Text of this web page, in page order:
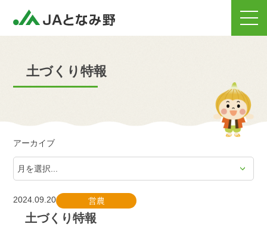
土づくり特報
アーカイブ
2024.09.20 営農
土づくり特報